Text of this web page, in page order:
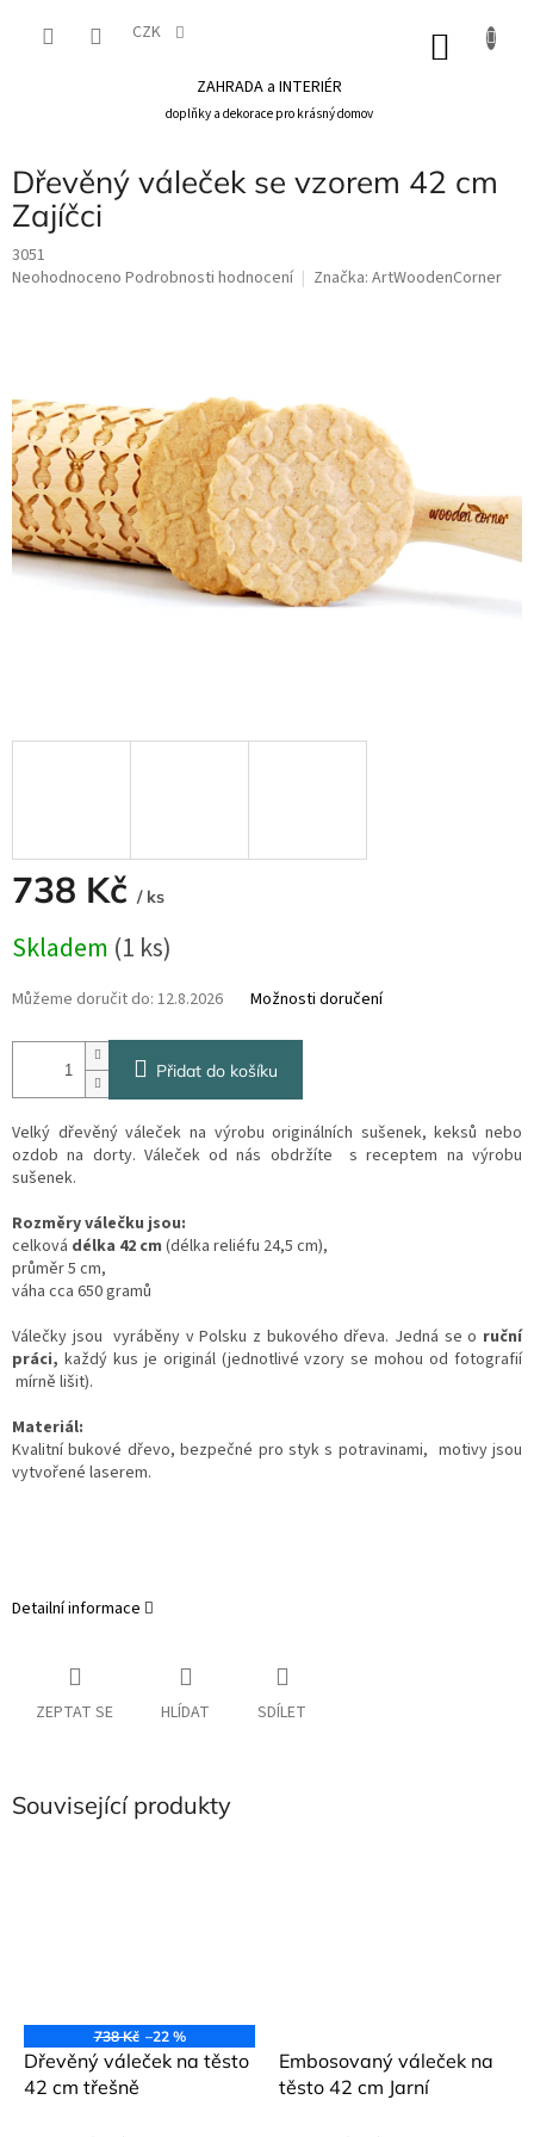
CZK
ZAHRADA a INTERIÉR
doplňky a dekorace pro krásný domov
Dřevěný váleček se vzorem 42 cm
Zajíčci
3051
Průměrné
5
hvězdiček.
Neohodnoceno Podrobnosti hodnocení Značka: ArtWoodenCorner
738 Kč / ks
cena:
Skladem (1 ks)
Můžeme doručit do: 12.8.2026 Možnosti doručení
Přidat do košíku
Velký dřevěný váleček na výrobu originálních sušenek, keksů nebo
ozdob na dorty. Váleček od nás obdržíte s receptem na výrobu
sušenek.
Rozměry válečku jsou:
celková délka 42 cm (délka reliéfu 24,5 cm),
průměr 5 cm,
váha cca 650 gramů
Válečky jsou vyráběny v Polsku z bukového dřeva. Jedná se o ruční
práci, každý kus je originál (jednotlivé vzory se mohou od fotografií
mírně lišit).
Materiál:
Kvalitní bukové dřevo, bezpečné pro styk s potravinami, motivy jsou
vytvořené laserem.
Detailní informace
ZEPTAT SE HLÍDAT SDÍLET
Související produkty
738 Kč –22 %
Dřevěný váleček na těsto
42 cm třešně
Embosovaný váleček na
těsto 42 cm Jarní